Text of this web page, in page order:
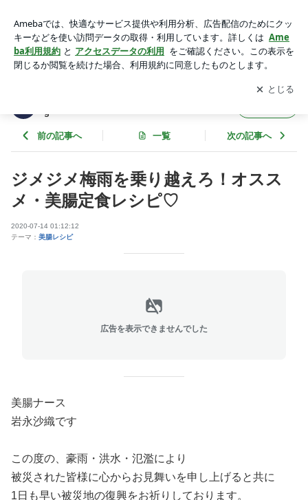
州初！美腸リンパサロン【belle luna】 blog
アプリをダウンロードして ブログの更新通知
を受け取りまし
ょう。
開く
g
前の記事へ 一覧 次の記事へ
ジメジメ梅雨を乗り越えろ！オスス
メ・美腸定食レシピ♡
2020-07-14 01:12:12
テーマ： 美腸レシピ
広告を表示できませんでした
美腸ナース
岩永沙織です
この度の、豪雨・洪水・氾濫により
被災された皆様に心からお見舞いを申し上げると共に
1日も早い被災地の復興をお祈りしております。